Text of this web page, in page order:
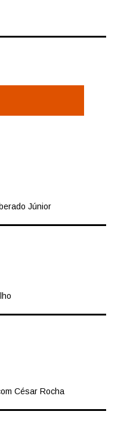
Júnior
César Rocha